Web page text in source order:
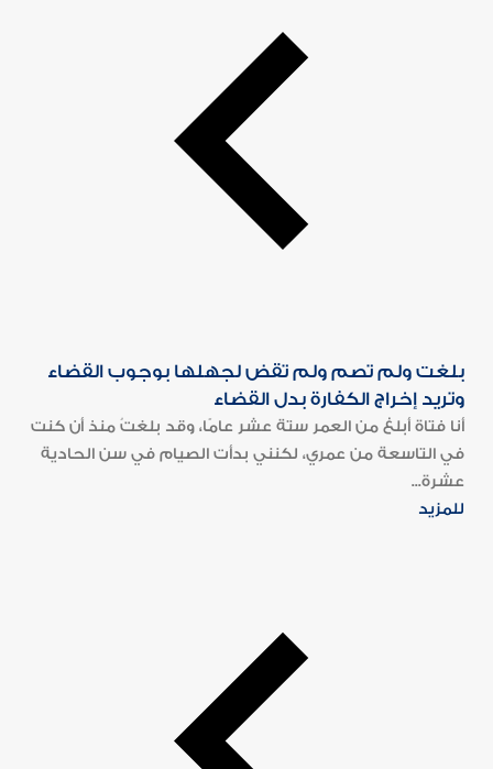
بلغت ولم تصم ولم تقض لجهلها بوجوب القضاء
وتريد إخراج الكفارة بدل القضاء
أنا فتاة أبلغ من العمر ستة عشر عامًا، وقد بلغتُ منذ أن كنت
في التاسعة من عمري، لكنني بدأت الصيام في سن الحادية
عشرة...
للمزيد